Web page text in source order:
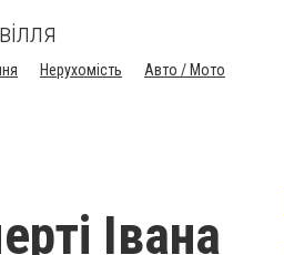
Нерухомість
Авто / Мото
Івана